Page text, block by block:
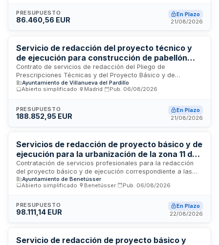
prestación de arquitectura e ingeniería conforme a la
legislación de contratos del sector público. Los trabajos se
condiciones urbanísticas definidas, sin posibilidad de
revisión de precios.
PRESUPUESTO
86.460,56 EUR
En Plazo
21/08/2026
Servicio de redacción del proyecto técnico y
de ejecución para construcción de pabellón
deportivo municipal en Villanueva del Pardillo
Contrato de servicios de redacción del Pliego de
Prescripciones Técnicas y del Proyecto Básico y de
Ejecución para la construcción de un nuevo pabellón
deportivo municipal en la calle de la Paloma, 54 de
documentación técnica necesaria para ejecutar las obras de
ampliación de instalaciones deportivas municipales,
Comunidad de Madrid para el período 2022-2026. Se trata
de una prestación de carácter intelectual sujeta a la
regulación especial de servicios de arquitectura e ingeniería.
Ayuntamiento de Villanueva del Pardillo
Abierto simplificado
Madrid Pub. 06/08/2026
PRESUPUESTO
188.852,95 EUR
En Plazo
21/08/2026
Servicios de redacción de proyecto básico y de
ejecución para la urbanización de la zona 11 de
Benetússer
Contratación de servicios profesionales para la redacción
del proyecto básico y de ejecución correspondiente a las
obras de urbanización de la zona 11 del municipio de
Benetússer. El contrato incluye la elaboración de la
red de agua potable y alcantarillado en dicha zona,
financiado mediante fondos de solidaridad. La prestación se
Ayuntamiento de Benetússer
Abierto simplificado
Benetússer Pub. 06/08/2026
PRESUPUESTO
98.111,14 EUR
En Plazo
22/08/2026
Servicio de redacción de proyecto básico y